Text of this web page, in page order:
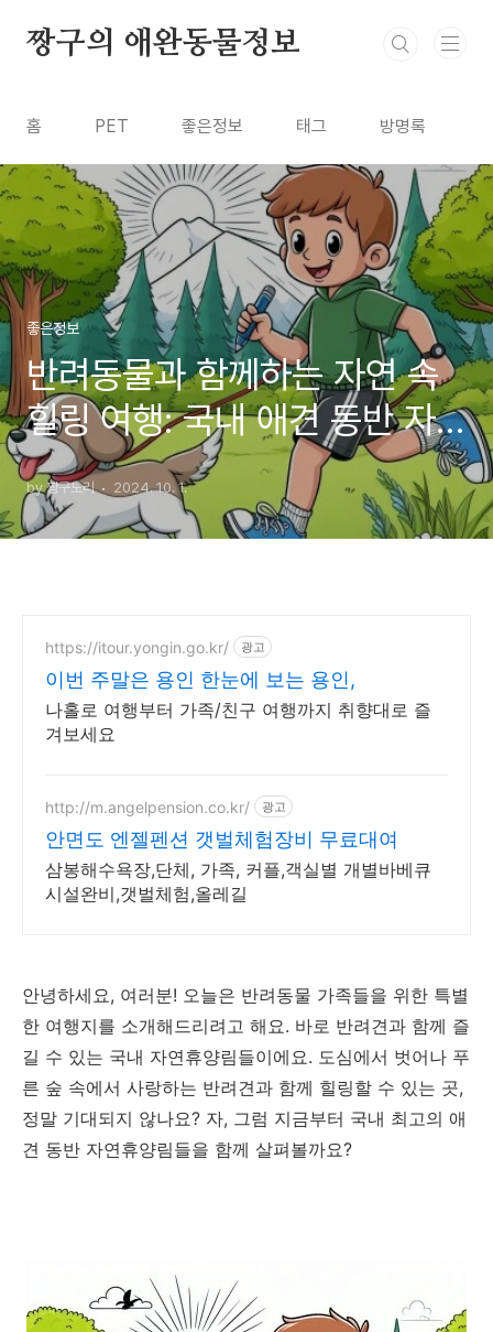
짱구의 애완동물정보
홈 PET 좋은정보 태그 방명록
좋은정보
반려동물과 함께하는 자연 속
힐링 여행: 국내 애견 동반 자
연휴양림 추천
by 짱구노리 2024. 10. 1.
https://itour.yongin.go.kr/ 광고
이번 주말은 용인 한눈에 보는 용인,
나홀로 여행부터 가족/친구 여행까지 취향대로 즐
겨보세요
http://m.angelpension.co.kr/ 광고
안면도 엔젤펜션 갯벌체험장비 무료대여
삼봉해수욕장,단체, 가족, 커플,객실별 개별바베큐
시설완비,갯벌체험,올레길
안녕하세요, 여러분! 오늘은 반려동물 가족들을 위한 특별
한 여행지를 소개해드리려고 해요. 바로 반려견과 함께 즐
길 수 있는 국내 자연휴양림들이에요. 도심에서 벗어나 푸
른 숲 속에서 사랑하는 반려견과 함께 힐링할 수 있는 곳,
정말 기대되지 않나요? 자, 그럼 지금부터 국내 최고의 애
견 동반 자연휴양림들을 함께 살펴볼까요?